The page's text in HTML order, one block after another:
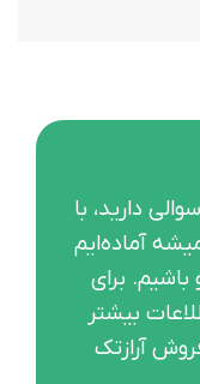
دارید، با
آماده‌ایم
باشیم. برای
بیشتر
آرازتک